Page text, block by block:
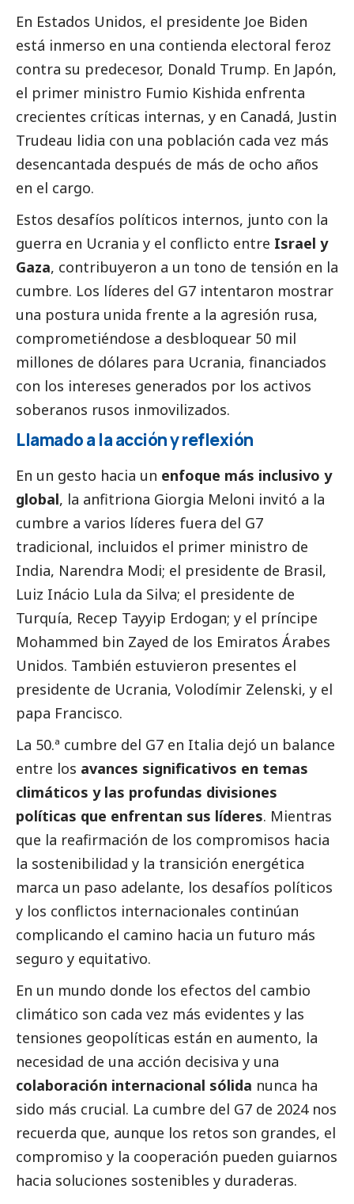
En Estados Unidos, el presidente Joe Biden
está inmerso en una contienda electoral feroz
contra su predecesor, Donald Trump. En Japón,
el primer ministro Fumio Kishida enfrenta
crecientes críticas internas, y en Canadá, Justin
Trudeau lidia con una población cada vez más
desencantada después de más de ocho años
en el cargo.
Estos desafíos políticos internos, junto con la
guerra en Ucrania y el conflicto entre Israel y
Gaza, contribuyeron a un tono de tensión en la
cumbre. Los líderes del G7 intentaron mostrar
una postura unida frente a la agresión rusa,
comprometiéndose a desbloquear 50 mil
millones de dólares para Ucrania, financiados
con los intereses generados por los activos
soberanos rusos inmovilizados.
Llamado a la acción y reflexión
En un gesto hacia un enfoque más inclusivo y
global, la anfitriona Giorgia Meloni invitó a la
cumbre a varios líderes fuera del G7
tradicional, incluidos el primer ministro de
India, Narendra Modi; el presidente de Brasil,
Luiz Inácio Lula da Silva; el presidente de
Turquía, Recep Tayyip Erdogan; y el príncipe
Mohammed bin Zayed de los Emiratos Árabes
Unidos. También estuvieron presentes el
presidente de Ucrania, Volodímir Zelenski, y el
papa Francisco.
La 50.ª cumbre del G7 en Italia dejó un balance
entre los avances significativos en temas
climáticos y las profundas divisiones
políticas que enfrentan sus líderes. Mientras
que la reafirmación de los compromisos hacia
la sostenibilidad y la transición energética
marca un paso adelante, los desafíos políticos
y los conflictos internacionales continúan
complicando el camino hacia un futuro más
seguro y equitativo.
En un mundo donde los efectos del cambio
climático son cada vez más evidentes y las
tensiones geopolíticas están en aumento, la
necesidad de una acción decisiva y una
colaboración internacional sólida nunca ha
sido más crucial. La cumbre del G7 de 2024 nos
recuerda que, aunque los retos son grandes, el
compromiso y la cooperación pueden guiarnos
hacia soluciones sostenibles y duraderas.